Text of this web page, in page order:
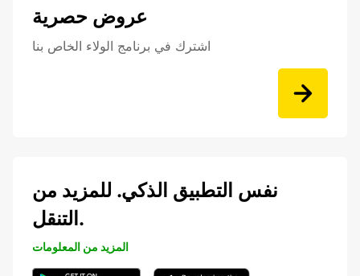
عروض حصرية
اشترك في برنامج الولاء الخاص بنا
نفس التطبيق الذكي. للمزيد من
التنقل.
المزيد من المعلومات